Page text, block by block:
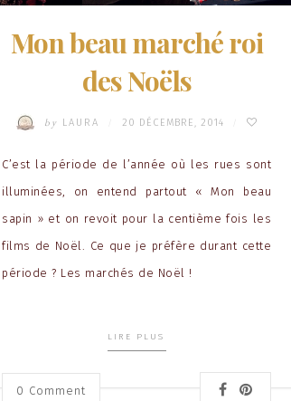
Mon beau marché roi
des Noëls
by LAURA 20 DÉCEMBRE, 2014
C’est la période de l’année où les rues sont
illuminées, on entend partout « Mon beau
sapin » et on revoit pour la centième fois les
films de Noël. Ce que je préfère durant cette
période ? Les marchés de Noël !
LIRE PLUS
0 Comment